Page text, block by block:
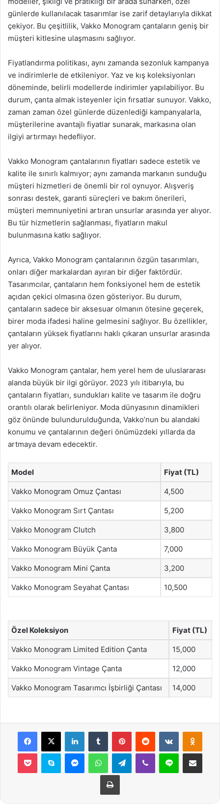
günlerde kullanılacak tasarımlar ise zarif detaylarıyla dikkat
çekiyor. Bu çeşitlilik, Vakko Monogram çantaların geniş bir
müşteri kitlesine ulaşmasını sağlıyor.
Fiyatlandırma politikası, aynı zamanda sezonluk kampanya
ve indirimlerle de etkileniyor. Yaz ve kış koleksiyonları
döneminde, belirli modellerde indirimler yapılabiliyor. Bu
durum, çanta almak isteyenler için fırsatlar sunuyor. Vakko,
zaman zaman özel günlerde düzenlediği kampanyalarla,
müşterilerine avantajlı fiyatlar sunarak, markasına olan
ilgiyi artırmayı hedefliyor.
Vakko Monogram çantalarının fiyatları sadece estetik ve
kalite ile sınırlı kalmıyor; aynı zamanda markanın sunduğu
müşteri hizmetleri de önemli bir rol oynuyor. Alışveriş
sonrası destek, garanti süreçleri ve bakım önerileri,
müşteri memnuniyetini artıran unsurlar arasında yer alıyor.
Bu tür hizmetlerin sağlanması, fiyatların makul
bulunmasına katkı sağlıyor.
Ayrıca, Vakko Monogram çantalarının özgün tasarımları,
onları diğer markalardan ayıran bir diğer faktördür.
Tasarımcılar, çantaların hem fonksiyonel hem de estetik
açıdan çekici olmasına özen gösteriyor. Bu durum,
çantaların sadece bir aksesuar olmanın ötesine geçerek,
birer moda ifadesi haline gelmesini sağlıyor. Bu özellikler,
çantaların yüksek fiyatlarını haklı çıkaran unsurlar arasında
yer alıyor.
Vakko Monogram çantalar, hem yerel hem de uluslararası
alanda büyük bir ilgi görüyor. 2023 yılı itibarıyla, bu
çantaların fiyatları, sundukları kalite ve tasarım ile doğru
orantılı olarak belirleniyor. Moda dünyasının dinamikleri
göz önünde bulundurulduğunda, Vakko’nun bu alandaki
konumu ve çantalarının değeri önümüzdeki yıllarda da
artmaya devam edecektir.
Model Fiyat (TL)
Vakko Monogram Omuz Çantası 4,500
Vakko Monogram Sırt Çantası 5,200
Vakko Monogram Clutch 3,800
Vakko Monogram Büyük Çanta 7,000
Vakko Monogram Mini Çanta 3,200
Vakko Monogram Seyahat Çantası 10,500
Özel Koleksiyon Fiyat (TL)
Vakko Monogram Limited Edition Çanta 15,000
Vakko Monogram Vintage Çanta 12,000
Vakko Monogram Tasarımcı İşbirliği Çantası 14,000
Facebook
X LinkedInTumblr PinterestReddit VKontakte
Pocket Skype MessengerWhatsAppTelegramViber Line E-Posta ile
Yazdır